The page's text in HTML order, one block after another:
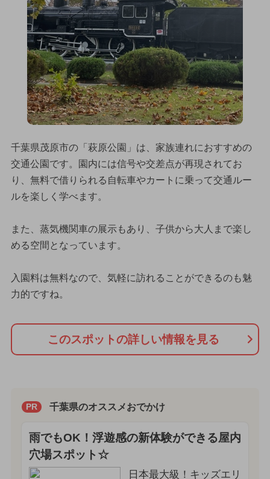
千葉県茂原市の「萩原公園」は、家族連れにおすすめの
交通公園です。園内には信号や交差点が再現されてお
り、無料で借りられる自転車やカートに乗って交通ルー
ルを楽しく学べます。
また、蒸気機関車の展示もあり、子供から大人まで楽し
める空間となっています。
入園料は無料なので、気軽に訪れることができるのも魅
力的ですね。
このスポットの詳しい情報を見る
PR 千葉県のオススメおでかけ
雨でもOK！浮遊感の新体験ができる屋内
穴場スポット☆
日本最大級！キッズエリ